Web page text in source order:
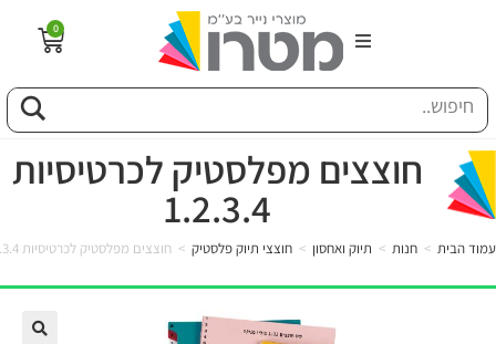
החברה
0
חוצצים מפלסטיק לכרטיסיות
1.2.3.4
עמוד הבית > חנות > תיוק ואחסון > חוצצי תיוק פלסטיק > חוצצים מפלסטיק לכרטיסיות 1.2.3.4